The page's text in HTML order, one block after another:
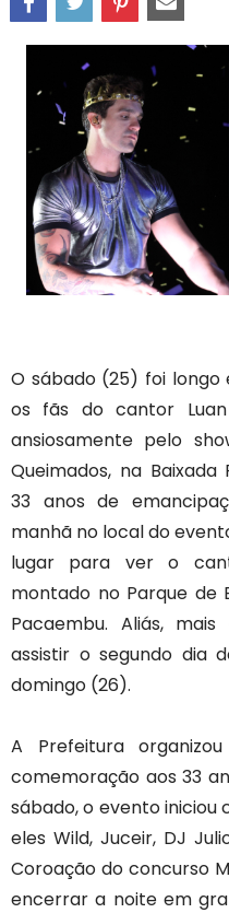
O sábado (25) foi
os fãs do cantor
ansiosamente pelo
Queimados, na Baixada
33 anos de
manhã no local do
lugar para ver o
montado no Parque de
Pacaembu. Aliás,
assistir o segundo dia
domingo (26).
A Prefeitura
comemoração aos 33
sábado, o evento
eles Wild, Juceir, DJ
Coroação do concurso
encerrar a noite em